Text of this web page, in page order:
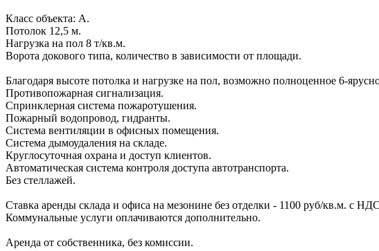
Класс объекта: А.
Потолок 12,5 м.
Нагрузка на пол 8 т/кв.м.
Ворота докового типа, количество в зависимости от площади.
Благодаря высоте потолка и нагрузке на пол, возможно полноценное 6-
Противопожарная сигнализация.
Спринклерная система пожаротушения.
Пожарный водопровод, гидранты.
Система вентиляции в офисных помещения.
Система дымоудаления на складе.
Круглосуточная охрана и доступ клиентов.
Автоматическая система контроля доступа автотранспорта.
Без стеллажей.
Ставка аренды склада и офиса на мезонине без отделки - 1100 руб/кв.м. с
Коммунальные услуги оплачиваются дополнительно.
Аренда от собственника, без комиссии.